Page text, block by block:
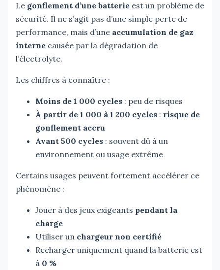
Le gonflement d’une batterie est un problème de
sécurité. Il ne s’agit pas d’une simple perte de
performance, mais d’une accumulation de gaz
interne causée par la dégradation de
l’électrolyte.
Les chiffres à connaître :
Moins de 1 000 cycles : peu de risques
À partir de 1 000 à 1 200 cycles : risque de
gonflement accru
Avant 500 cycles : souvent dû à un
environnement ou usage extrême
Certains usages peuvent fortement accélérer ce
phénomène :
Jouer à des jeux exigeants pendant la
charge
Utiliser un chargeur non certifié
Recharger uniquement quand la batterie est
à 0 %